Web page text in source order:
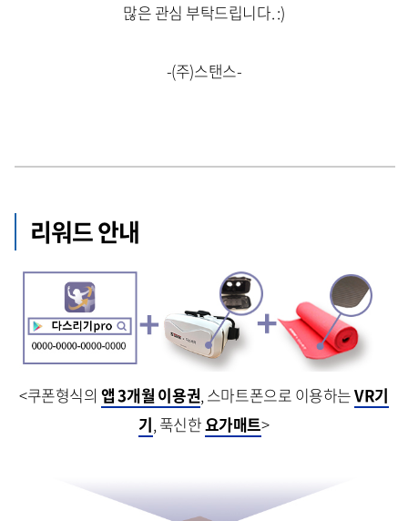
많은 관심 부탁드립니다. :)
-(주)스탠스-
리워드 안내
<쿠폰형식의 앱 3개월 이용권, 스마트폰으로 이용하는VR기
기, 푹신한요가매트>